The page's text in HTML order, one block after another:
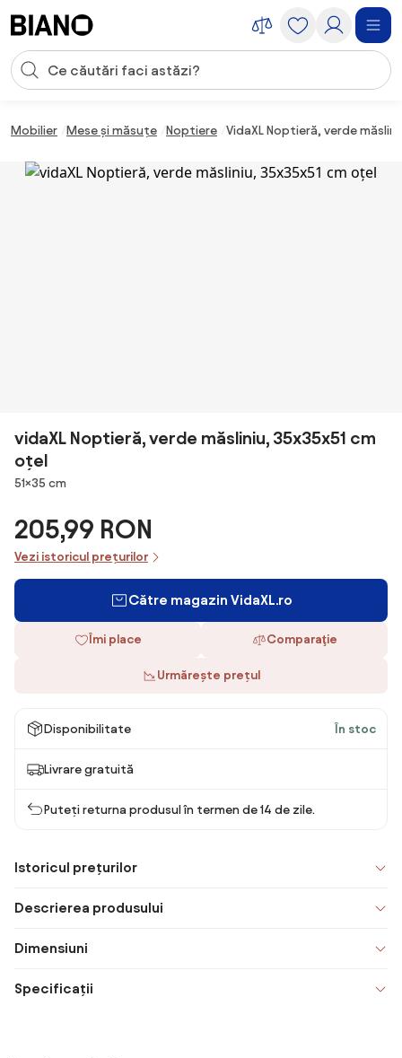
Introducerea căutării
Mobilier Mese și măsuțe Noptiere VidaXL Noptieră, verde
vidaXL Noptieră, verde măsliniu, 35x35x51 cm
oțel
Dimensiuni
51×35 cm
205,99 RON
Vezi istoricul prețurilor
Către magazin VidaXL.ro
Îmi place Comparaţie
Urmărește prețul
Disponibilitate În stoc
Livrare gratuită
Puteți returna produsul în termen de 14 de zile.
Istoricul prețurilor
Descrierea produsului
Dimensiuni
Specificații